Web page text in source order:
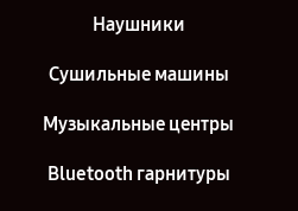
Наушники
Сушильные машины
Музыкальные центры
Bluetooth гарнитуры